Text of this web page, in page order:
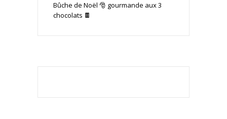
Bûche de Noël 🎅 gourmande aux 3
chocolats 🍫